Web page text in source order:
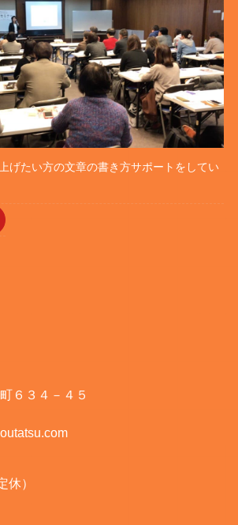
げたい方の文章の書き方サポートをしてい
６３４－４５
休）